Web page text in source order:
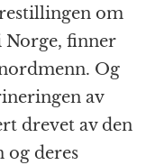
om
finner
Og
av
drevet av den
og deres